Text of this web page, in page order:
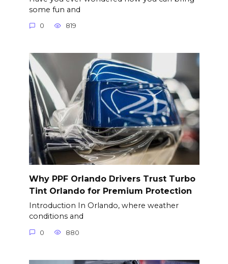
some fun and
0 819
Why PPF Orlando Drivers Trust Turbo
Tint Orlando for Premium Protection
Introduction In Orlando, where weather
conditions and
0 880